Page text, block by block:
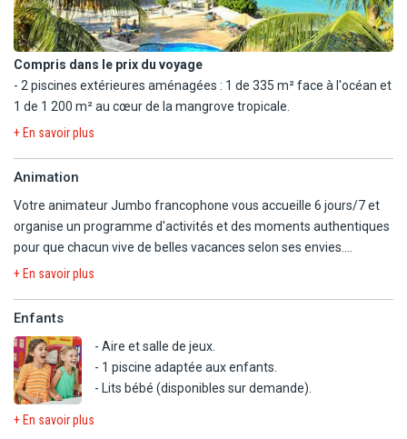
Compris dans le prix du voyage
- 2 piscines extérieures aménagées : 1 de 335 m² face à l'océan et
1 de 1 200 m² au cœur de la mangrove tropicale.
- Plage de sable blanc, longue de 600 mètres, aménagée, en accès
- Salle de sport disposant notamment de machines de cardio, d'un
- Ping-pong, billard, beach-volley, water-polo.
- Pongée avec masque et tuba.
Horaires d'ouverture des piscines :
En option payante
Avec supplément :
- Centre de spa et de bien-être (massages et soins) : 1 cabine de
manucure/pédicure ; 3 cabines pour massages dont 2 pour les
couples.
- Plongée PADI
+ En savoir plus
Animation
Votre animateur Jumbo francophone vous accueille 6 jours/7 et
organise un programme d'activités et des moments authentiques
pour que chacun vive de belles vacances selon ses envies.
Des journées rythmées et des soirées variées donneront à votre
- animation internationale légère en journée (stretching, aquagym,
jeux) et spectacles 3 soirs/semaine.
+ En savoir plus
Enfants
- Aire et salle de jeux.
- 1 piscine adaptée aux enfants.
- Lits bébé (disponibles sur demande).
+ En savoir plus